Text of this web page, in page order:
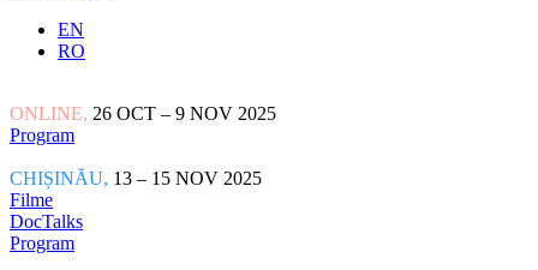
EN
RO
ONLINE, 26 OCT – 9 NOV 2025
Program
CHIȘINĂU, 13 – 15 NOV 2025
Filme
DocTalks
Program